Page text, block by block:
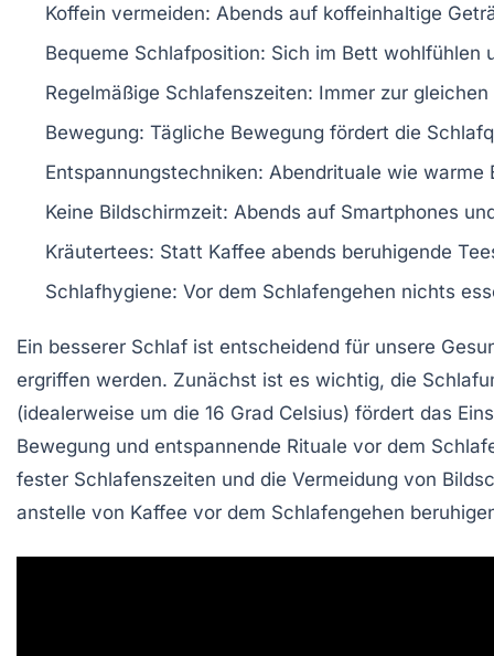
Koffein vermeiden: Abends auf koffeinhaltige
Bequeme Schlafposition: Sich im Bett wohlfühlen
Regelmäßige Schlafenszeiten: Immer zur
Bewegung: Tägliche Bewegung fördert die
Entspannungstechniken: Abendrituale wie warme
Keine Bildschirmzeit: Abends auf Smartphones
Kräutertees: Statt Kaffee abends beruhigende
Schlafhygiene: Vor dem Schlafengehen nichts
Ein besserer Schlaf ist entscheidend für unsere
ergriffen werden. Zunächst ist es wichtig, die
(idealerweise um die 16 Grad Celsius) fördert das
Bewegung und entspannende Rituale vor dem
fester Schlafenszeiten und die Vermeidung von
anstelle von Kaffee vor dem Schlafengehen